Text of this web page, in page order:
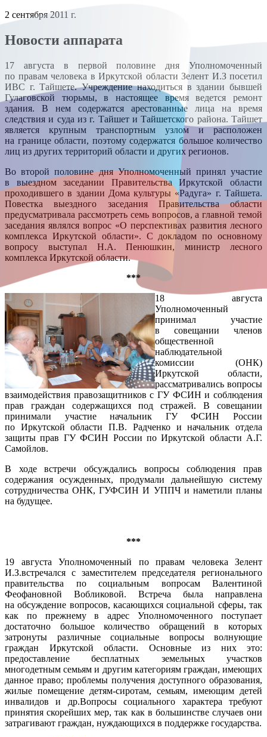
2 сентября 2011 г.
Новости аппарата
17 августа в первой половине дня Уполномоченный
по правам человека в Иркутской области Зелент И.З посетил
ИВС г. Тайшете. Учреждение находиться в здании бывшей
Гулаговской тюрьмы, в настоящее время ведется ремонт
здания. В нем содержатся арестованные лица на время
следствия и суда из г. Тайшет и Тайшетского района. Тайшет
является крупным транспортным узлом и расположен
на границе области, поэтому содержатся большое количество
лиц из других территорий области и других регионов.
Во второй половине дня Уполномоченный принял участие
в выездном заседании Правительства Иркутской области
проходившего в здании Дома культуры «Радуга» г. Тайшета.
Повестка выездного заседания Правительства области
предусматривала рассмотреть семь вопросов, а главной темой
заседания являлся вопрос «О перспективах развития лесного
комплекса Иркутской области». С докладом по основному
вопросу выступал Н.А. Пенюшкин, министр лесного
комплекса Иркутской области.
***
18 августа
Уполномоченный
принимал участие
в совещании членов
общественной
наблюдательной
комиссии (ОНК)
Иркутской области,
рассматривались вопросы
взаимодействия правозащитников с ГУ ФСИН и соблюдения
прав граждан содержащихся под стражей. В совещании
принимали участие начальник ГУ ФСИН России
по Иркутской области П.В. Радченко и начальник отдела
защиты прав ГУ ФСИН России по Иркутской области А.Г.
Самойлов.
В ходе встречи обсуждались вопросы соблюдения прав
содержания осужденных, продумали дальнейшую систему
сотрудничества ОНК, ГУФСИН И УППЧ и наметили планы
на будущее.
***
19 августа Уполномоченный по правам человека Зелент
И.З.встречался с заместителем председателя регионального
правительства по социальным вопросам Валентиной
Феофановной Вобликовой. Встреча была направлена
на обсуждение вопросов, касающихся социальной сферы, так
как по прежнему в адрес Уполномоченного поступает
достаточно большое количество обращений в которых
затронуты различные социальные вопросы волнующие
граждан Иркутской области. Основные из них это:
предоставление бесплатных земельных участков
многодетным семьям и другим категориям граждан, имеющих
данное право; проблемы получения доступного образования,
жилые помещение детям-сиротам, семьям, имеющим детей
инвалидов и др.Вопросы социального характера требуют
принятия скорейших мер, так как в большинстве случаев они
затрагивают граждан, нуждающихся в поддержке государства.